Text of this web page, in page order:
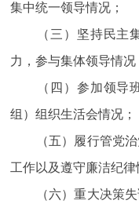
集中统一领导情况；
（三）坚持民主集
力，参与集体领导情况
（四）参加领导班
组）组织生活会情况；
（五）履行管党治
工作以及遵守廉洁纪律
（六）重大决策失